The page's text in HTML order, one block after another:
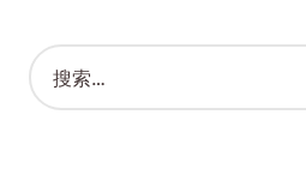
搜
索
：